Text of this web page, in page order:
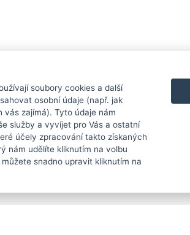
soubory cookies a další
osobní údaje (např. jak
vás zajímá). Tyto údaje nám
služby a vyvíjet pro Vás a ostatní
účely zpracování takto získaných
nám udělíte kliknutím na volbu
snadno upravit kliknutím na